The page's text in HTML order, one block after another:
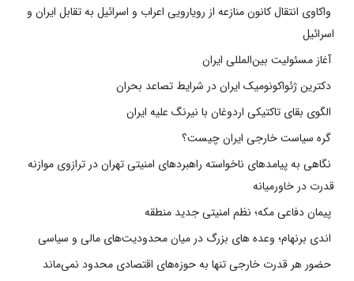
واکاوی انتقال کانون منازعه از رویارویی اعراب و اسرائیل به تقابل ایران و
اسرائیل
آغاز مسئولیت بین‌المللی ایران
دکترین ژئواکونومیک ایران در شرایط تصاعد بحران
الگوی بقای تاکتیکی اردوغان با نیرنگ علیه ایران
گره سیاست خارجی ایران چیست؟
نگاهی به پیامدهای ناخواسته راهبردهای امنیتی تهران در ترازوی موازنه
قدرت در خاورمیانه
پیمان دفاعی مکه؛ نظم امنیتی جدید منطقه
اندی برنهام؛ وعده های بزرگ در میان محدودیت‌های مالی و سیاسی
حضور هر قدرت خارجی تنها به حوزه‌های اقتصادی محدود نمی‌ماند